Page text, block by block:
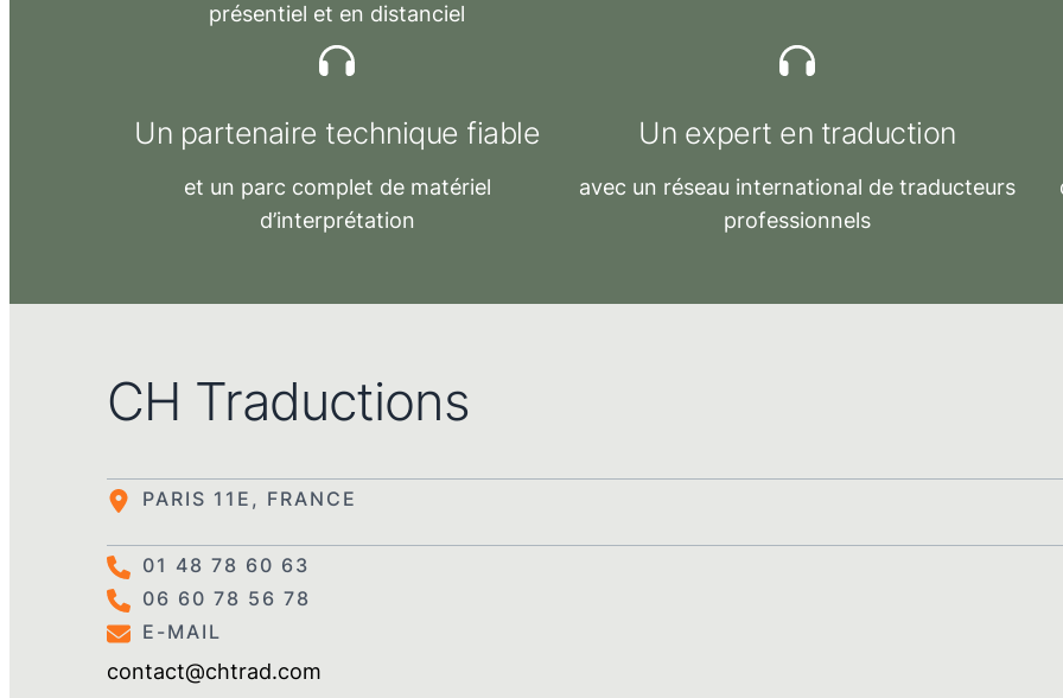
présentiel et en distanciel
Un partenaire technique fiable
et un parc complet de matériel
d’interprétation
Un expert en traduction
avec un réseau international de traducteurs
professionnels
CH Traductions
PARIS 11E, FRANCE
01 48 78 60 63
06 60 78 56 78
E-MAIL
contact@chtrad.com